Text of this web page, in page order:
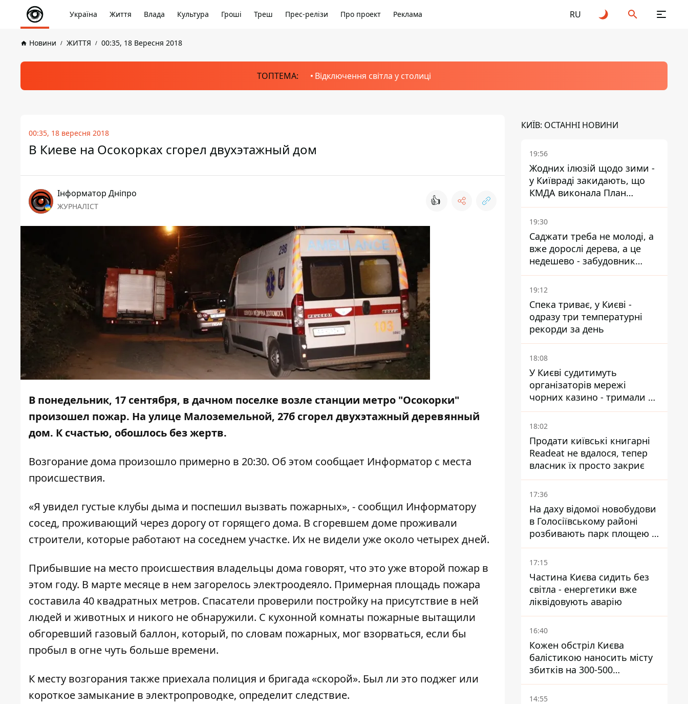
Україна Життя Влада Культура Гроші Треш Прес-релізи Про проект Реклама RU
Новини ЖИТТЯ 00:35, 18 Вересня 2018
ТОПТЕМА: Відключення світла у столиці
00:35, 18 вересня 2018
В Киеве на Осокорках сгорел двухэтажный дом
Інформатор Дніпро
ЖУРНАЛІСТ 👍
В понедельник, 17 сентября, в дачном поселке возле станции метро "Осокорки"
произошел пожар. На улице Малоземельной, 27б сгорел двухэтажный деревянный
дом. К счастью, обошлось без жертв.
Возгорание дома произошло примерно в 20:30. Об этом сообщает Информатор с места
происшествия.
«Я увидел густые клубы дыма и поспешил вызвать пожарных», - сообщил Информатору
сосед, проживающий через дорогу от горящего дома. В сгоревшем доме проживали
строители, которые работают на соседнем участке. Их не видели уже около четырех дней.
Прибывшие на место происшествия владельцы дома говорят, что это уже второй пожар в
этом году. В марте месяце в нем загорелось электроодеяло. Примерная площадь пожара
составила 40 квадратных метров. Спасатели проверили постройку на присутствие в ней
людей и животных и никого не обнаружили. С кухонной комнаты пожарные вытащили
обгоревший газовый баллон, который, по словам пожарных, мог взорваться, если бы
пробыл в огне чуть больше времени.
К месту возгорания также приехала полиция и бригада «скорой». Был ли это поджег или
короткое замыкание в электропроводке, определит следствие.
КИЇВ: ОСТАННІ НОВИНИ
19:56
Жодних ілюзій щодо зими -
у Київраді закидають, що
КМДА виконала План
стійкості на 20%
19:30
Саджати треба не молоді, а
вже дорослі дерева, а це
недешево - забудовник
Ніконов
19:12
Спека триває, у Києві -
одразу три температурні
рекорди за день
18:08
У Києві судитимуть
організаторів мережі
чорних казино - тримали 39
закладів
18:02
Продати київські книгарні
Readeat не вдалося, тепер
власник їх просто закриє
17:36
На даху відомої новобудови
в Голосіївському районі
розбивають парк площею в
гектар
17:15
Частина Києва сидить без
світла - енергетики вже
ліквідовують аварію
16:40
Кожен обстріл Києва
балістикою наносить місту
збитків на 300-500
мільйонів - Петро
Пантелеєв
14:55